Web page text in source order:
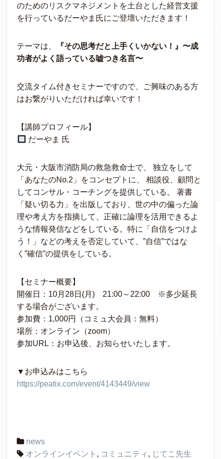
のためのリスクマネジメントを土台とした経営支援
を行っているだーやま氏にご登壇いただきます！
テーマは、
『その思考だと上手くいかない！』〜成
功者がよく語っている嘘つき名言〜
交流タイム付きセミナーですので、ご興味のある方
はお繋がりいただければ幸いです！
【講師プロフィール】
だーやま 氏
大元・大阪市消防局の救急救命士で、 独立をして
「あなたのNo.2」をコンセプトに、 相談役、顧問と
してコンサル・コーチングを提供している。 著書
「疑い切る力」を出版しており、世の中の偏った論
理や考え方を指摘して、正確に論理を活用できるよ
うな情報発信などをしている。特に「自信をつけよ
う！」などの考えを否定していて、”自信”ではな
く”確信”の提供をしている。
【セミナー概要】
開催日：10月28日(月) 21:00～22:00 ※多少延長
する場合がございます。
参加費：1,000円（コミュ大会員：無料）
場所：オンライン（zoom）
参加URL：お申込後、お知らせいたします。
▼お申込みはこちら
https://peatix.com/event/4143449/view
news
オンラインイベント , コミュニティ , じてこ先生